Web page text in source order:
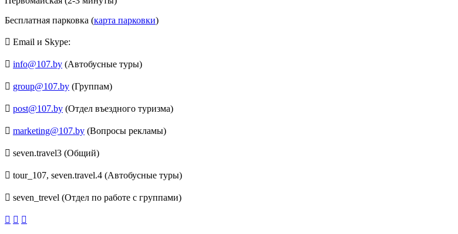
Бесплатная парковка (карта парковки)
Email и Skype:
info@107.by (Автобусные туры)
group@107.by (Группам)
post@107.by (Отдел въездного туризма)
marketing@107.by (Вопросы рекламы)
seven.travel3 (Общий)
tour_107, seven.travel.4 (Автобусные туры)
seven_trevel (Отдел по работе с группами)